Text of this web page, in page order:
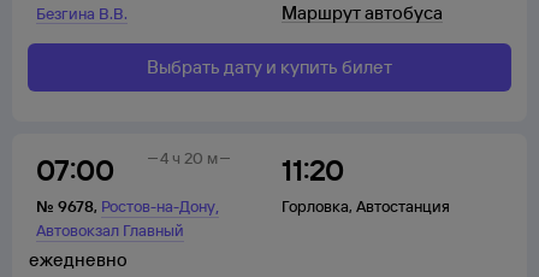
Безгина В.В.
Маршрут автобуса
Выбрать дату и купить билет
07:00
№ 9678, Ростов-на-Дону,
Автовокзал Главный
11:20
Горловка, Автостанция
4 ч 20 м
ежедневно